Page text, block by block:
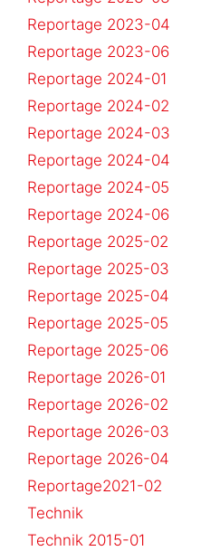
Reportage 2023-04
Reportage 2023-06
Reportage 2024-01
Reportage 2024-02
Reportage 2024-03
Reportage 2024-04
Reportage 2024-05
Reportage 2024-06
Reportage 2025-02
Reportage 2025-03
Reportage 2025-04
Reportage 2025-05
Reportage 2025-06
Reportage 2026-01
Reportage 2026-02
Reportage 2026-03
Reportage 2026-04
Reportage2021-02
Technik
Technik 2015-01